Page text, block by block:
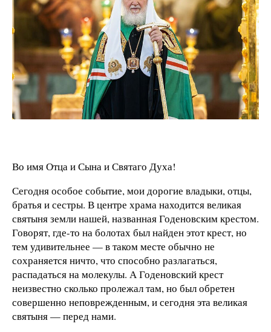
Во имя Отца и Сына и Святаго Духа!
Сегодня особое событие, мои дорогие владыки, отцы,
братья и сестры. В центре храма находится великая
святыня земли нашей, названная Годеновским крестом.
Говорят, где-то на болотах был найден этот крест, но
тем удивительнее — в таком месте обычно не
сохраняется ничто, что способно разлагаться,
распадаться на молекулы. А Годеновский крест
неизвестно сколько пролежал там, но был обретен
совершенно неповрежденным, и сегодня эта великая
святыня — перед нами.